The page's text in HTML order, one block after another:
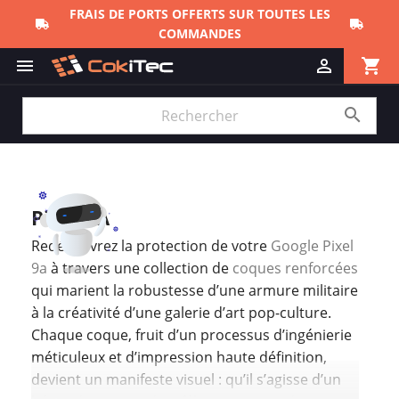
FRAIS DE PORTS OFFERTS SUR TOUTES LES
COMMANDES
 shopping_cart


Pixel 9A
Redécouvrez la protection de votre Google Pixel
9a à travers une collection de coques renforcées
qui marient la robustesse d’une armure militaire
à la créativité d’une galerie d’art pop-culture.
Chaque coque, fruit d’un processus d’ingénierie
méticuleux et d’impression haute définition,
devient un manifeste visuel : qu’il s’agisse d’un